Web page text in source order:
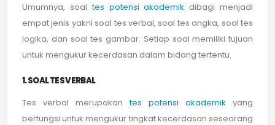
Umumnya, soaltes potensi akademik dibagi menjadi
empat jenis yakni soal tes verbal, soal tes angka, soal tes
logika, dan soal tes gambar. Setiap soal memiliki tujuan
untuk mengukur kecerdasan dalam bidang tertentu.
1. SOAL TES VERBAL
Tes verbal merupakantes potensi akademik yang
berfungsi untuk mengukur tingkat kecerdasan seseorang